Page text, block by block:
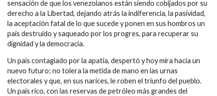
sensación de que los venezolanos están siendo cobijados por su
derecho a la Libertad, dejando atrás la indiferencia, la pasividad,
la aceptación fatal de lo que sucede y ponen en sus hombros un
país destruido y saqueado por los progres, para recuperar su
dignidad y la democracia.
Un país contagiado por la apatía, despertó y hoy mira hacia un
nuevo futuro; no tolera la metida de mano en las urnas
electorales y que, en sus narices, le roben el triunfo del pueblo.
Un país rico, con las reservas de petróleo más grandes del